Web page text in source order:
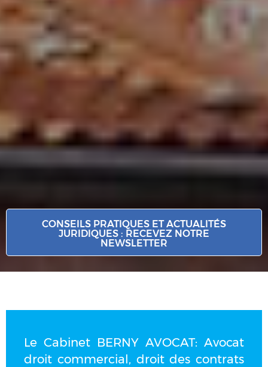
CONSEILS PRATIQUES ET ACTUALITÉS
JURIDIQUES : RECEVEZ NOTRE
NEWSLETTER
Le Cabinet BERNY AVOCAT: Avocat
droit commercial, droit des contrats